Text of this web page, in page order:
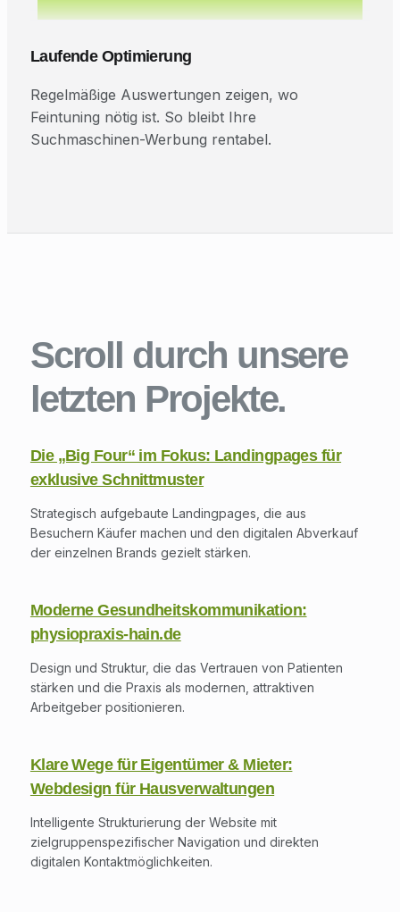
Laufende Optimierung
Regelmäßige Auswertungen zeigen, wo
Feintuning nötig ist. So bleibt Ihre
Suchmaschinen-Werbung rentabel.
Scroll durch unsere
letzten Projekte.
Die „Big Four“ im Fokus: Landingpages für
exklusive Schnittmuster
Strategisch aufgebaute Landingpages, die aus
Besuchern Käufer machen und den digitalen Abverkauf
der einzelnen Brands gezielt stärken.
Moderne Gesundheitskommunikation:
physiopraxis-hain.de
Design und Struktur, die das Vertrauen von Patienten
stärken und die Praxis als modernen, attraktiven
Arbeitgeber positionieren.
Klare Wege für Eigentümer & Mieter:
Webdesign für Hausverwaltungen
Intelligente Strukturierung der Website mit
zielgruppenspezifischer Navigation und direkten
digitalen Kontaktmöglichkeiten.